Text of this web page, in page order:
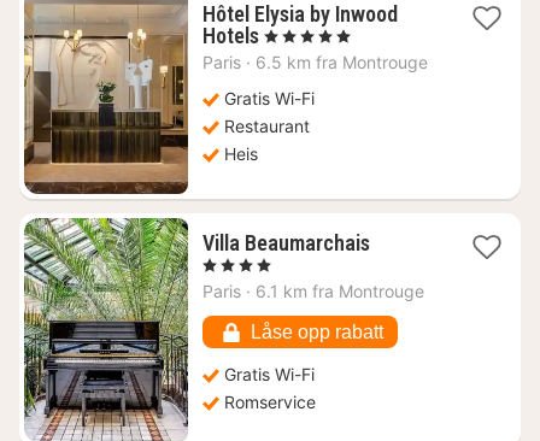
Hôtel Elysia by Inwood
Hotels1
natt
4850
kr.
, 5 Stjerner
Paris · 6.5 km fra Montrouge
Gratis Wi-Fi
Restaurant
Heis
Villa Beaumarchais1
fra
1862
kr.
, 4 Stjerner
Paris · 6.1 km fra Montrouge
Låse opp rabatt
Gratis Wi-Fi
Romservice